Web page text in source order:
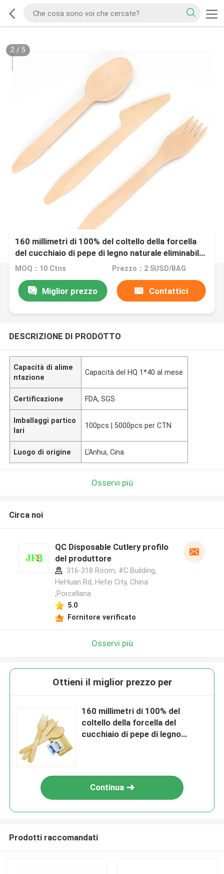
2/ 5
160 millimetri di 100% del coltello della forcella
del cucchiaio di pepe di legno naturale eliminabile
biodegradabile del tovagliolo con sale messo per
MOQ：10 Ctns Prezzo：2.5USD/BAG
Miglior prezzo Contattici
DESCRIZIONE DI PRODOTTO
Capacità di alime
ntazione
Capacità del HQ 1*40 al mese
Certificazione FDA, SGS
Imballaggi partico
lari
100pcs | 5000pcs per CTN
Luogo di origine L'Anhui, Cina
Osservi più
Circa noi
QC Disposable Cutlery profilo
del produttore
316-318 Room, #C Building,
HeHuan Rd, Hefei City, China
,Porcellana
5.0
Fornitore verificato
Osservi più
Ottieni il miglior prezzo per
160 millimetri di 100% del
coltello della forcella del
cucchiaio di pepe di legno
Continua
Prodotti raccomandati